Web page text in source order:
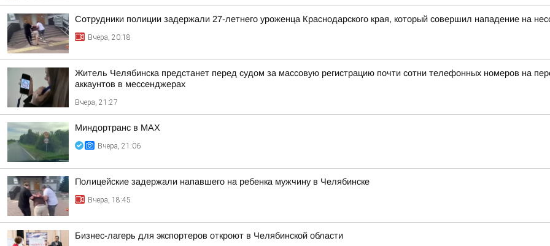
Сотрудники полиции задержали 27-летнего уроженца Краснодарского края, который совершил нападение на
Вчера, 20:18
Житель Челябинска предстанет перед судом за массовую регистрацию почти сотни телефонных номеров на
аккаунтов в мессенджерах
Вчера, 21:27
Миндортранс в MAX
Вчера, 21:06
Полицейские задержали напавшего на ребенка мужчину в Челябинске
Вчера, 18:45
Бизнес-лагерь для экспортеров откроют в Челябинской области